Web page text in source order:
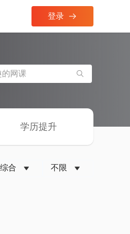
登录
学历提升